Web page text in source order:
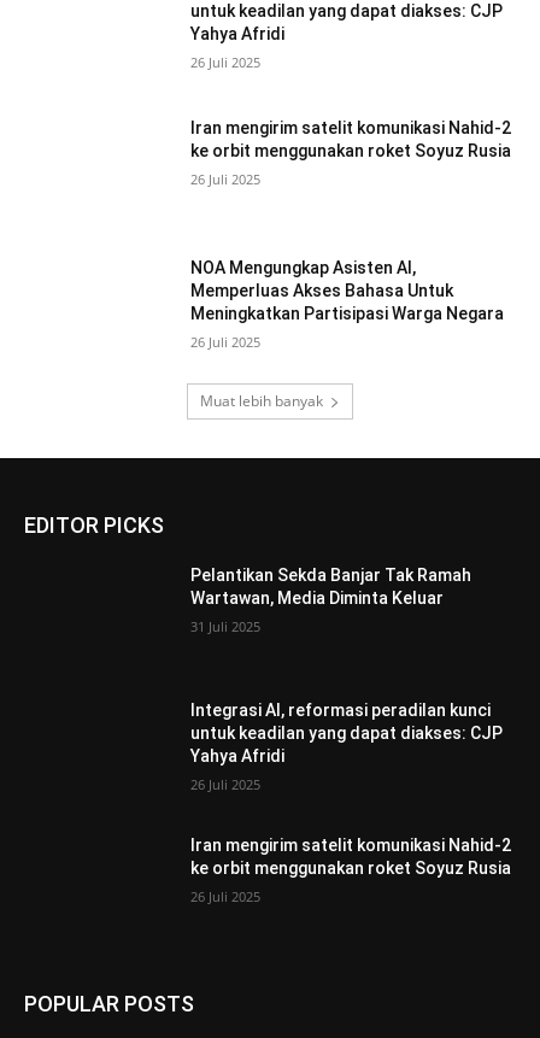
untuk keadilan yang dapat diakses: CJP
Yahya Afridi
26 Juli 2025
Iran mengirim satelit komunikasi Nahid-2
ke orbit menggunakan roket Soyuz Rusia
26 Juli 2025
NOA Mengungkap Asisten AI,
Memperluas Akses Bahasa Untuk
Meningkatkan Partisipasi Warga Negara
26 Juli 2025
Muat lebih banyak
EDITOR PICKS
Pelantikan Sekda Banjar Tak Ramah
Wartawan, Media Diminta Keluar
31 Juli 2025
Integrasi AI, reformasi peradilan kunci
untuk keadilan yang dapat diakses: CJP
Yahya Afridi
26 Juli 2025
Iran mengirim satelit komunikasi Nahid-2
ke orbit menggunakan roket Soyuz Rusia
26 Juli 2025
POPULAR POSTS